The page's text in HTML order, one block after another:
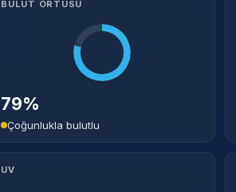
BULUT ÖRTÜSÜ
79%
Çoğunlukla bulutlu
UV